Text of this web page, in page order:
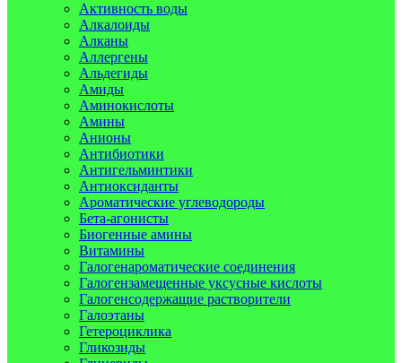
Активность воды
Алкалоиды
Алканы
Аллергены
Альдегиды
Амиды
Аминокислоты
Амины
Анионы
Антибиотики
Антигельминтики
Антиоксиданты
Ароматические углеводороды
Бета-агонисты
Биогенные амины
Витамины
Галогенароматические соединения
Галогензамещенные уксусные кислоты
Галогенсодержащие растворители
Галоэтаны
Гетероциклика
Гликозиды